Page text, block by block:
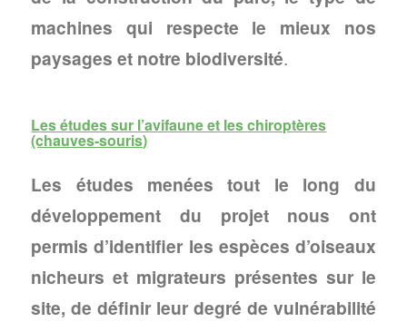
machines qui respecte le mieux nos
paysages et notre biodiversité.
Les études sur l’avifaune et les chiroptères
(chauves-souris)
Les études menées tout le long du
développement du projet nous ont
permis d’identifier les espèces d’oiseaux
nicheurs et migrateurs présentes sur le
site, de définir leur degré de vulnérabilité